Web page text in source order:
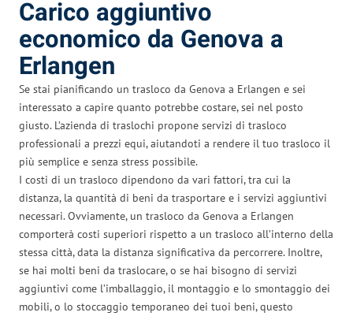
Carico aggiuntivo
economico da Genova a
Erlangen
Se stai pianificando un trasloco da Genova a Erlangen e sei
interessato a capire quanto potrebbe costare, sei nel posto
giusto. L’azienda di traslochi propone servizi di trasloco
professionali a prezzi equi, aiutandoti a rendere il tuo trasloco il
più semplice e senza stress possibile.
I costi di un trasloco dipendono da vari fattori, tra cui la
distanza, la quantità di beni da trasportare e i servizi aggiuntivi
necessari. Ovviamente, un trasloco da Genova a Erlangen
comporterà costi superiori rispetto a un trasloco all’interno della
stessa città, data la distanza significativa da percorrere. Inoltre,
se hai molti beni da traslocare, o se hai bisogno di servizi
aggiuntivi come l’imballaggio, il montaggio e lo smontaggio dei
mobili, o lo stoccaggio temporaneo dei tuoi beni, questo